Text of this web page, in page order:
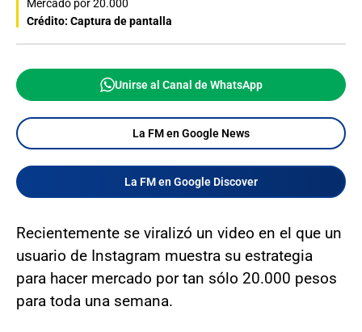
Mercado por 20.000
Crédito: Captura de pantalla
Unirse al Canal de WhatsApp
La FM en Google News
La FM en Google Discover
Recientemente se viralizó un video en el que un
usuario de Instagram muestra su estrategia
para hacer mercado por tan sólo 20.000 pesos
para toda una semana.